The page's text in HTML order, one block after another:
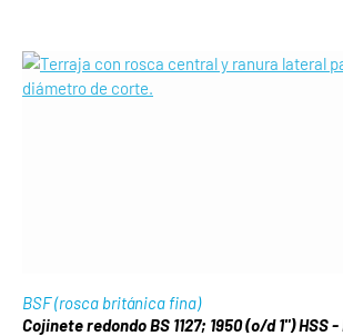
BSF (rosca británica fina)
Cojinete redondo BS 1127; 1950 (o/d 1") HSS -